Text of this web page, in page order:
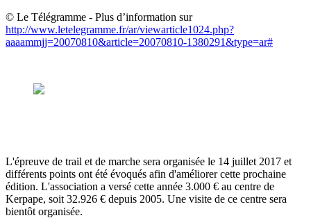
© Le Télégramme - Plus d’information sur
http://www.letelegramme.fr/ar/viewarticle1024.php?
aaaammjj=20070810&article=20070810-1380291&type=ar#
L'épreuve de trail et de marche sera organisée le 14 juillet 2017 et
différents points ont été évoqués afin d'améliorer cette prochaine
édition. L'association a versé cette année 3.000 € au centre de
Kerpape, soit 32.926 € depuis 2005. Une visite de ce centre sera
bientôt organisée.